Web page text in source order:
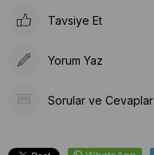
Tavsiye Et
Yorum Yaz
Sorular ve Cevaplar